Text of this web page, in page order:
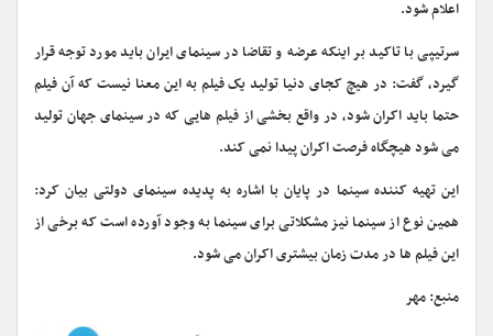
اعلام شود.
سرتیپی با تاکید بر اینکه عرضه و تقاضا در سینمای ایران باید مورد توجه قرار
گیرد، گفت: در هیچ کجای دنیا تولید یک فیلم به این معنا نیست که آن فیلم
حتما باید اکران شود، در واقع بخشی از فیلم هایی که در سینمای جهان تولید
می شود هیچگاه فرصت اکران پیدا نمی کند.
این تهیه کننده سینما در پایان با اشاره به پدیده سینمای دولتی بیان کرد:
همین نوع از سینما نیز مشکلاتی برای سینما به وجود آورده است که برخی از
این فیلم ها در مدت زمان بیشتری اکران می شود.
منبع: مهر